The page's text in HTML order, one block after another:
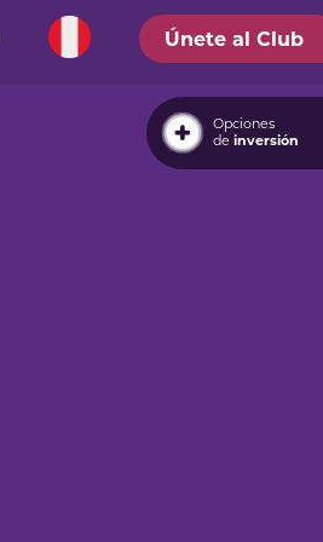
Únete al Club
Opciones
de inversión